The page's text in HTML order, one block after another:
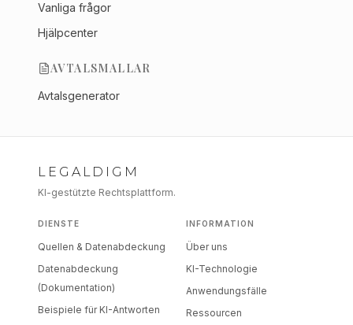
Vanliga frågor
Hjälpcenter
AVTALSMALLAR
Avtalsgenerator
LEGALDIGM
KI-gestützte Rechtsplattform.
DIENSTE
Quellen & Datenabdeckung
Datenabdeckung
(Dokumentation)
Beispiele für KI-Antworten
INFORMATION
Über uns
KI-Technologie
Anwendungsfälle
Ressourcen